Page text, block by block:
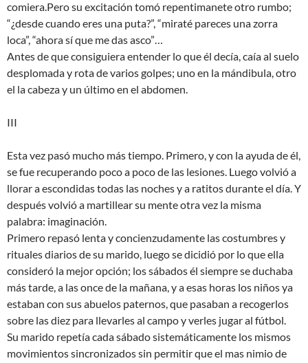
comiera.Pero su excitación tomó repentimanete otro rumbo;
“¿desde cuando eres una puta?”, “miraté pareces una zorra
loca”, “ahora sí que me das asco”…
Antes de que consiguiera entender lo que él decía, caía al suelo
desplomada y rota de varios golpes; uno en la mándibula, otro
el la cabeza y un último en el abdomen.
III
Esta vez pasó mucho más tiempo. Primero, y con la ayuda de él,
se fue recuperando poco a poco de las lesiones. Luego volvió a
llorar a escondidas todas las noches y a ratitos durante el día. Y
después volvió a martillear su mente otra vez la misma
palabra: imaginación.
Primero repasó lenta y concienzudamente las costumbres y
rituales diarios de su marido, luego se dicidió por lo que ella
consideró la mejor opción; los sábados él siempre se duchaba
más tarde, a las once de la mañana, y a esas horas los niños ya
estaban con sus abuelos paternos, que pasaban a recogerlos
sobre las diez para llevarles al campo y verles jugar al fútbol.
Su marido repetía cada sábado sistemáticamente los mismos
movimientos sincronizados sin permitir que el mas nimio de